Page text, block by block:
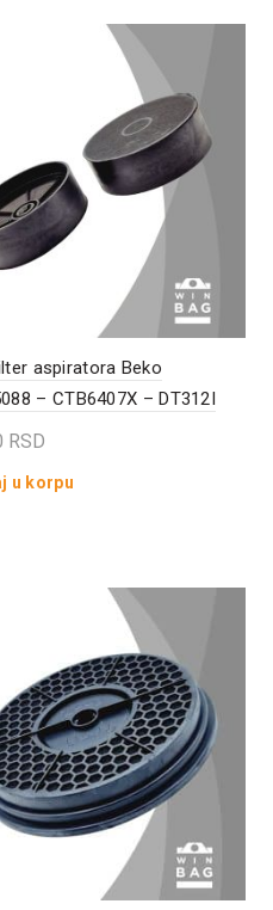
aspiratora Beko
– CTB6407X – DT312I
RSD
u korpu